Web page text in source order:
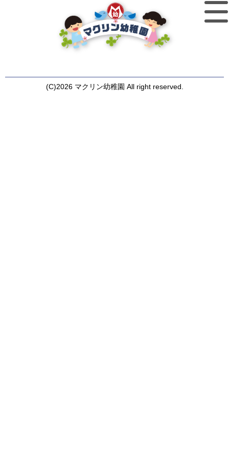
(C)2026 マクリン幼稚園 All right reserved.